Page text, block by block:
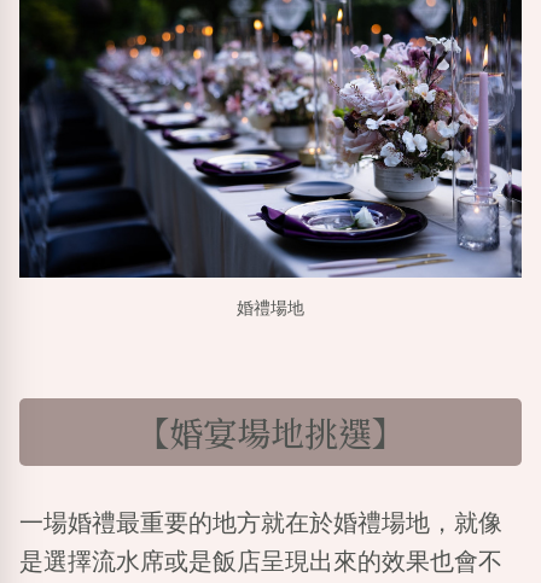
婚禮場地
【婚宴場地挑選】
一場婚禮最重要的地方就在於婚禮場地，就像
是選擇流水席或是飯店呈現出來的效果也會不